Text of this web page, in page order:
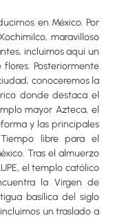
en México. Por
maravilloso
incluimos aquí un
Posteriormente
conoceremos la
donde destaca el
mayor Azteca, el
y las principales
libre para el
Tras el almuerzo
el templo católico
la Virgen de
basílica del siglo
un traslado a